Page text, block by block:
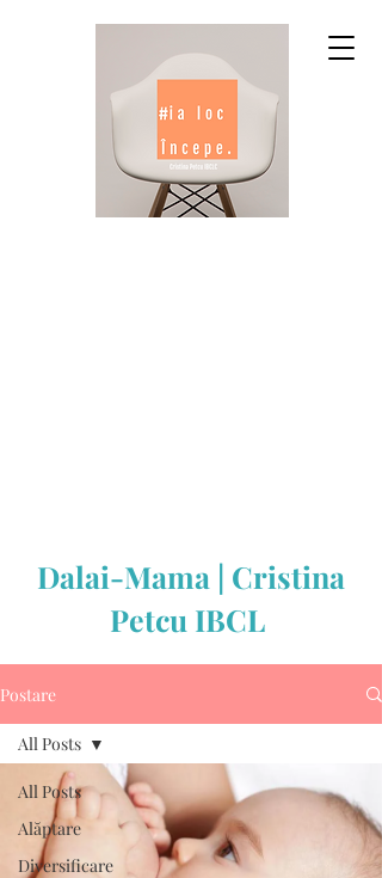
Dalai-Mama | Cristina
Petcu IBCL
Postare
All Posts
Alăptare
Diversificare
All Posts